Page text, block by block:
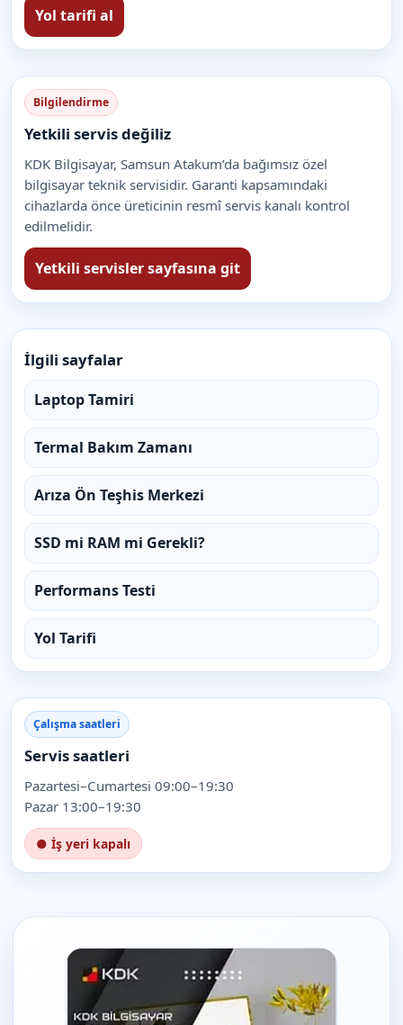
Yol tarifi al
Bilgilendirme
Yetkili servis değiliz
KDK Bilgisayar, Samsun Atakum’da bağımsız özel
bilgisayar teknik servisidir. Garanti kapsamındaki
cihazlarda önce üreticinin resmî servis kanalı kontrol
edilmelidir.
Yetkili servisler sayfasına git
İlgili sayfalar
Laptop Tamiri
Termal Bakım Zamanı
Arıza Ön Teşhis Merkezi
SSD mi RAM mi Gerekli?
Performans Testi
Yol Tarifi
Çalışma saatleri
Servis saatleri
Pazartesi–Cumartesi 09:00–19:30
Pazar 13:00–19:30
● İş yeri kapalı